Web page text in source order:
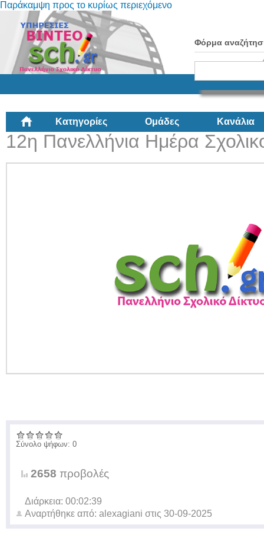
Παράκαμψη προς το κυρίως περιεχόμενο
Φόρμα
Κατηγορίες Ομάδες Κανάλια
12η Πανελλήνια Ημέρα
Σύνολο ψήφων: 0
2658 προβολές
Διάρκεια: 00:02:39
Αναρτήθηκε από: alexagiani στις 30-09-2025